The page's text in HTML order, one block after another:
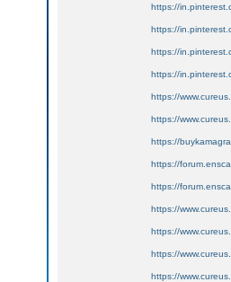
https://
https://
https://
https://
https://
https://
https://
https://
https://
https://
https://
https://
https://